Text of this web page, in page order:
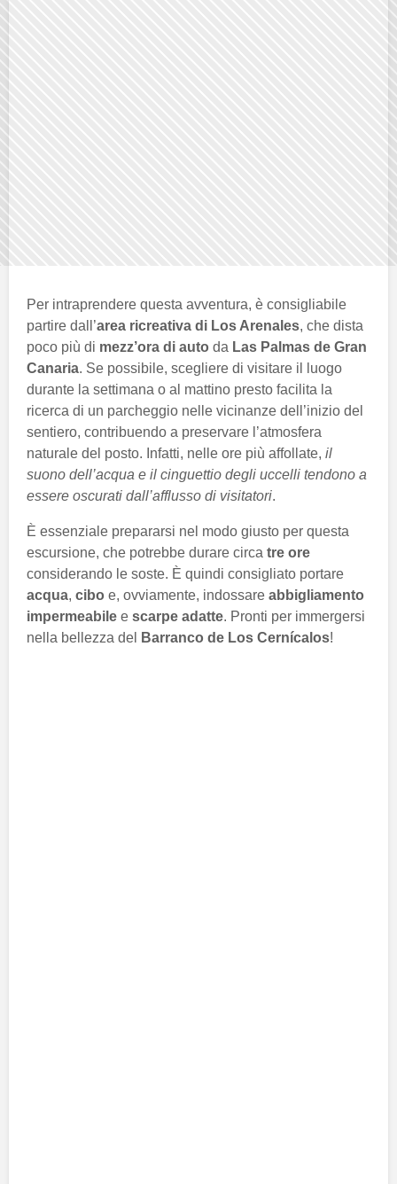
Per intraprendere questa avventura, è consigliabile
partire dall’area ricreativa di Los Arenales, che dista
poco più di mezz’ora di auto da Las Palmas de Gran
Canaria. Se possibile, scegliere di visitare il luogo
durante la settimana o al mattino presto facilita la
ricerca di un parcheggio nelle vicinanze dell’inizio del
sentiero, contribuendo a preservare l’atmosfera
naturale del posto. Infatti, nelle ore più affollate, il
suono dell’acqua e il cinguettio degli uccelli tendono a
essere oscurati dall’afflusso di visitatori.
È essenziale prepararsi nel modo giusto per questa
escursione, che potrebbe durare circa tre ore
considerando le soste. È quindi consigliato portare
acqua, cibo e, ovviamente, indossare abbigliamento
impermeabile e scarpe adatte. Pronti per immergersi
nella bellezza del
Barranco de Los Cernícalos!